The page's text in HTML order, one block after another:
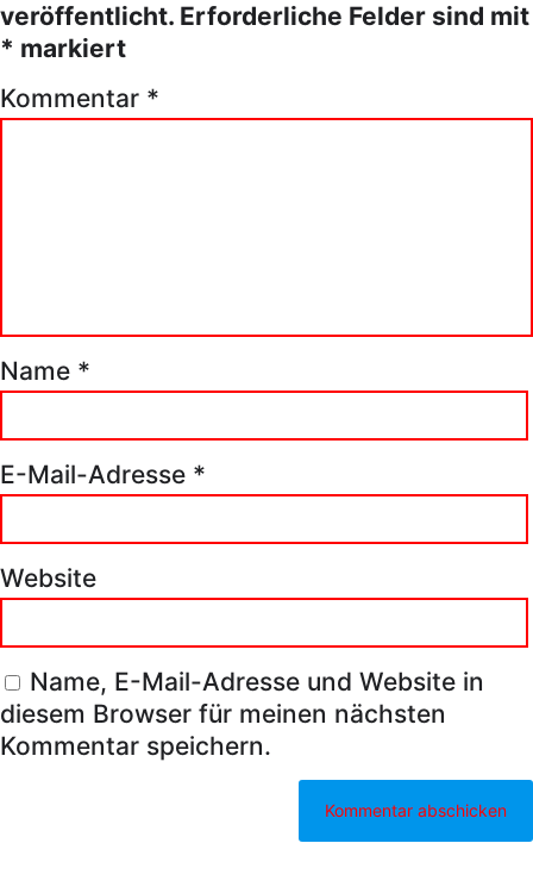
veröffentlicht. Erforderliche Felder sind mit
* markiert
Kommentar *
Name *
E-Mail-Adresse *
Website
Name, E-Mail-Adresse und Website in
diesem Browser für meinen nächsten
Kommentar speichern.